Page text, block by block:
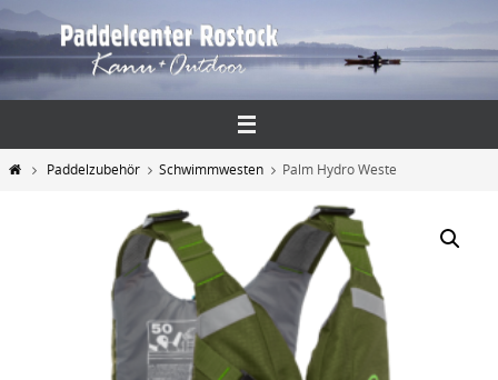
Inhalt
springen
StartPaddelzubehör Schwimmwesten Palm Hydro Weste